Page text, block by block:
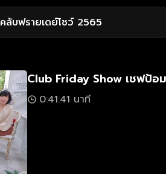
คลับฟรายเดย์โชว์ 2565
Club Friday Show เชฟป้อม
0:41:41 นาที